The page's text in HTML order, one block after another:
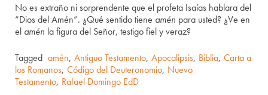
No es extraño ni sorprendente que el profeta Isaías hablara del
“Dios del Amén”. ¿Qué sentido tiene amén para usted? ¿Ve en
el amén la figura del Señor, testigo fiel y veraz?
Tagged amén, Antiguo Testamento, Apocalipsis, Biblia, Carta a
los Romanos, Código del Deuteronomio, Nuevo
Testamento, Rafael Domingo EdD